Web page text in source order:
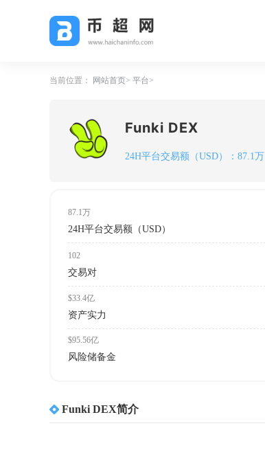
当前位置： 网站首页 平台
Funki DEX
24H平台交易额（USD）：87.1万
87.1万
24H平台交易额（USD）
102
交易对
$33.4亿
资产实力
$95.56亿
风险储备金
Funki DEX简介